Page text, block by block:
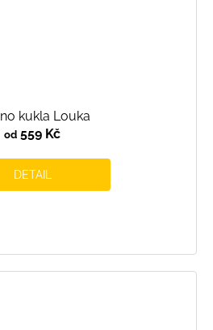
kukla Louka
od 559 Kč
DETAIL